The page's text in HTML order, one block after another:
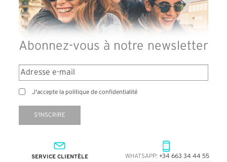
Abonnez-vous à notre newsletter
J'accepte la politique de confidentialité
S'INSCRIRE
SERVICE CLIENTÈLE WHATSAPP: +34 663 34 44 55